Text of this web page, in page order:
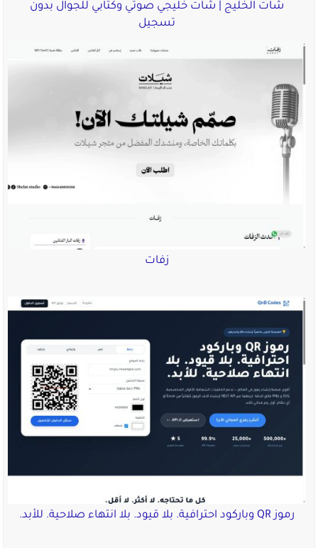
شات الخليج | شات خليجي صوتي وكتابي للجوال بدون
تسجيل
زفات
رموز QR وباركود احترافية. بلا قيود. بلا انتهاء صلاحية. للأبد.